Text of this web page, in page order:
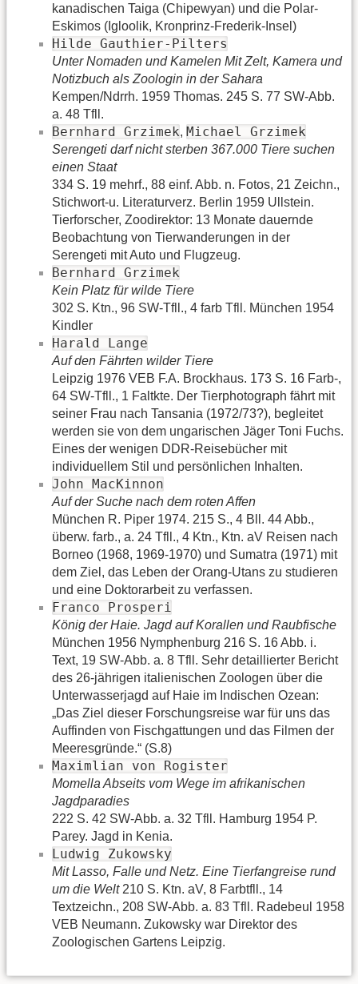
kanadischen Taiga (Chipewyan) und die Polar-
Eskimos (Igloolik, Kronprinz-Frederik-Insel)
Hilde Gauthier-Pilters
Unter Nomaden und Kamelen Mit Zelt, Kamera und
Notizbuch als Zoologin in der Sahara
Kempen/Ndrrh. 1959 Thomas. 245 S. 77 SW-Abb.
a. 48 Tfll.
Bernhard Grzimek, Michael Grzimek
Serengeti darf nicht sterben 367.000 Tiere suchen
einen Staat
334 S. 19 mehrf., 88 einf. Abb. n. Fotos, 21 Zeichn.,
Stichwort-u. Literaturverz. Berlin 1959 Ullstein.
Tierforscher, Zoodirektor: 13 Monate dauernde
Beobachtung von Tierwanderungen in der
Serengeti mit Auto und Flugzeug.
Bernhard Grzimek
Kein Platz für wilde Tiere
302 S. Ktn., 96 SW-Tfll., 4 farb Tfll. München 1954
Kindler
Harald Lange
Auf den Fährten wilder Tiere
Leipzig 1976 VEB F.A. Brockhaus. 173 S. 16 Farb-,
64 SW-Tfll., 1 Faltkte. Der Tierphotograph fährt mit
seiner Frau nach Tansania (1972/73?), begleitet
werden sie von dem ungarischen Jäger Toni Fuchs.
Eines der wenigen DDR-Reisebücher mit
individuellem Stil und persönlichen Inhalten.
John MacKinnon
Auf der Suche nach dem roten Affen
München R. Piper 1974. 215 S., 4 Bll. 44 Abb.,
überw. farb., a. 24 Tfll., 4 Ktn., Ktn. aV Reisen nach
Borneo (1968, 1969-1970) und Sumatra (1971) mit
dem Ziel, das Leben der Orang-Utans zu studieren
und eine Doktorarbeit zu verfassen.
Franco Prosperi
König der Haie. Jagd auf Korallen und Raubfische
München 1956 Nymphenburg 216 S. 16 Abb. i.
Text, 19 SW-Abb. a. 8 Tfll. Sehr detaillierter Bericht
des 26-jährigen italienischen Zoologen über die
Unterwasserjagd auf Haie im Indischen Ozean:
„Das Ziel dieser Forschungsreise war für uns das
Auffinden von Fischgattungen und das Filmen der
Meeresgründe.“ (S.8)
Maximlian von Rogister
Momella Abseits vom Wege im afrikanischen
Jagdparadies
222 S. 42 SW-Abb. a. 32 Tfll. Hamburg 1954 P.
Parey. Jagd in Kenia.
Ludwig Zukowsky
Mit Lasso, Falle und Netz. Eine Tierfangreise rund
um die Welt210 S. Ktn. aV, 8 Farbtfll., 14
Textzeichn., 208 SW-Abb. a. 83 Tfll. Radebeul 1958
VEB Neumann. Zukowsky war Direktor des
Zoologischen Gartens Leipzig.